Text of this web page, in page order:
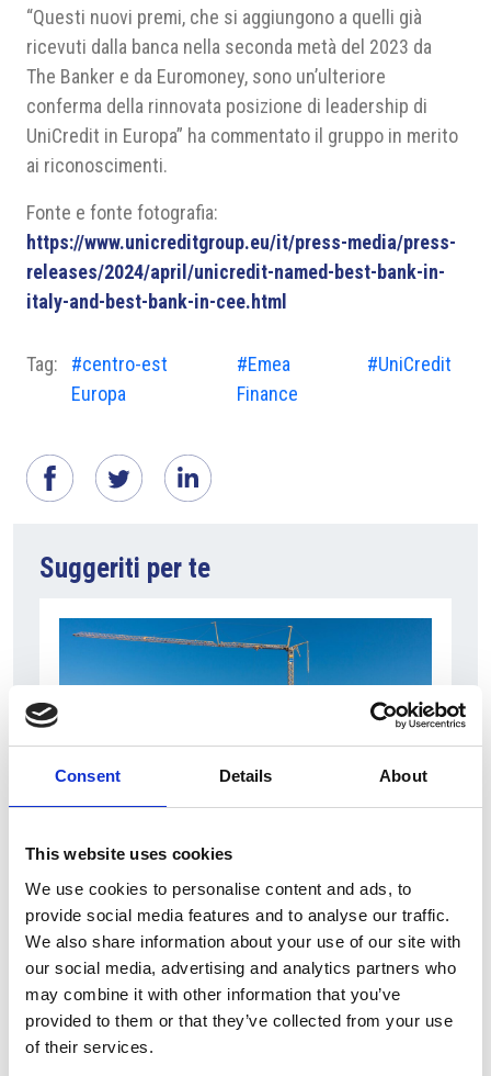
Consent Details About
This website uses cookies
We use cookies to personalise content and ads, to
provide social media features and to analyse our traffic.
We also share information about your use of our site with
our social media, advertising and analytics partners who
may combine it with other information that you’ve
provided to them or that they’ve collected from your use
of their services.
“Questi nuovi premi, che si aggiungono a quelli già
ricevuti dalla banca nella seconda metà del 2023 da
The Banker e da Euromoney, sono un’ulteriore
conferma della rinnovata posizione di leadership di
UniCredit in Europa” ha commentato il gruppo in merito
ai riconoscimenti.
Fonte e fonte fotografia:
https://www.unicreditgroup.eu/it/press-media/press-
releases/2024/april/unicredit-named-best-bank-in-
italy-and-best-bank-in-cee.html
Tag:
#centro-est
Europa
#Emea
Finance
#UniCredit
Suggeriti per te
7 Agosto 2026
Nel primo semestre è aumentata fortemente la
costruzione di nuove abitazioni
Repubblica Ceca